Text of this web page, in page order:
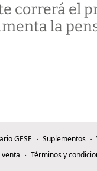
correrá el
la
GESE Suplementos
venta
Términos y